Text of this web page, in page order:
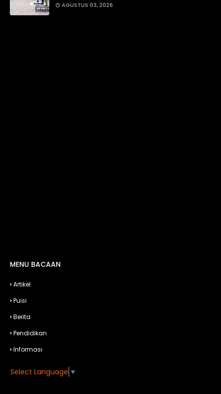
AGUSTUS 03, 2026
MENU BACAAN
Artikel
Puisi
Berita
Pendidikan
Informasi
Select Language ▼